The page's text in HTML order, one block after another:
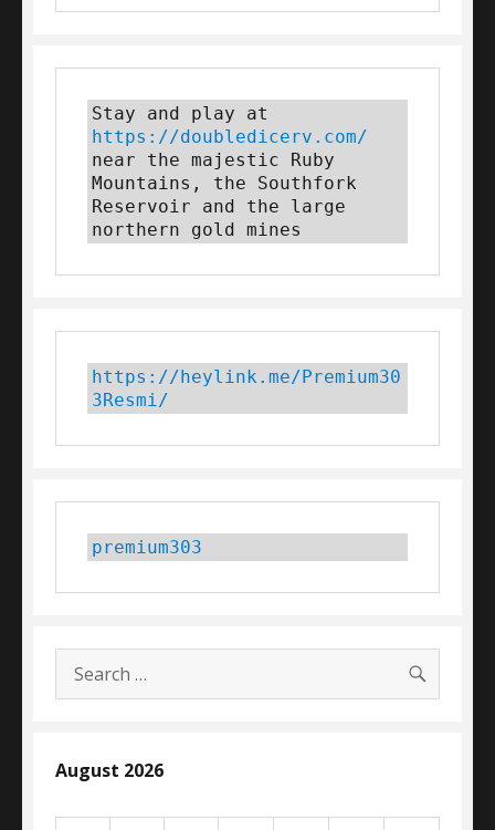
https://doubledicerv.com/
near the majestic Ruby
Mountains, the Southfork
Reservoir and the large
northern gold mines
https://heylink.me/Premium30
3Resmi/
premium303
Search
for:
August 2026